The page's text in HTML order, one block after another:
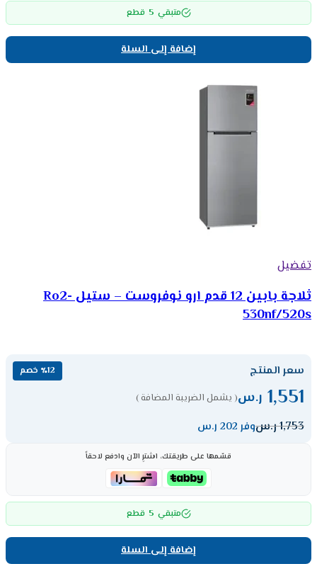
متبقي 5 قطع
إضافة إلى السلة
تفضيل
ثلاجة بابين 12 قدم ارو نوفروست – ستيل Ro2-
530nf/520s
سعر المنتج ٪12 خصم
1,551 ر.س( يشمل الضريبة المضافة )
1,753ر.سوفر 202 ر.س
قسّمها على طريقتك، اشترِ الآن وادفع لاحقاً
متبقي 5 قطع
إضافة إلى السلة